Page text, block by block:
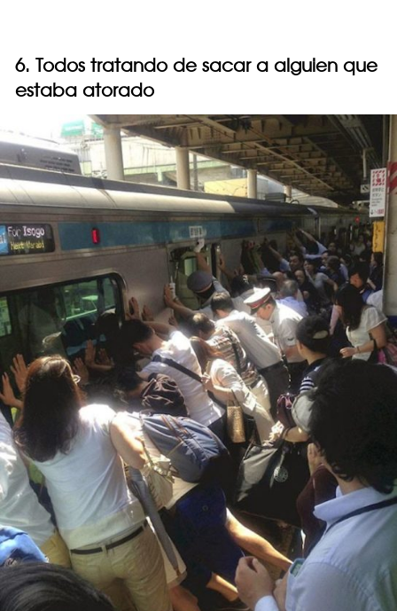
6. Todos tratando de sacar a alguien que
estaba atorado